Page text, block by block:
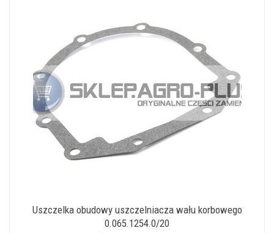
Uszczelka obudowy uszczelniacza wału korbowego
0.065.1254.0/20